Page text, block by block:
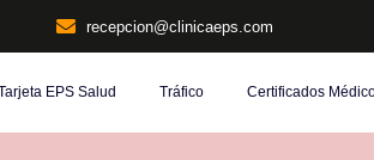
recepcion@clinicaeps.com
EPS Salud Tráfico Certificados